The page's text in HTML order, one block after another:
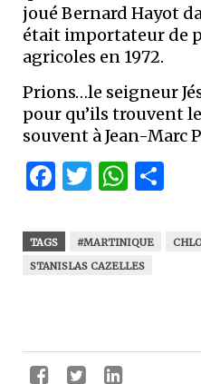
joué Bernard Hayot
était importateur de
agricoles en 1972.
Prions…le seigneur
pour qu’ils trouvent
souvent à Jean-Marc
Facebook
Twitter
TAGS #MARTINIQUE
STANISLAS CAZELLES